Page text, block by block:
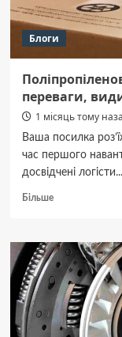
Блоги
переваги,
1 місяць тому
Ваша посилка
час першого
досвідчені логісти...
БільшеДокладніше
пакувальна
стрічка:
переваги,
види
та
сфери
застосування